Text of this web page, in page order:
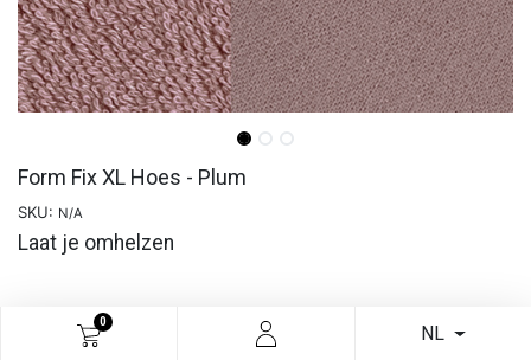
0
NL
Form Fix XL Hoes - Plum
SKU: N/A
Laat je omhelzen